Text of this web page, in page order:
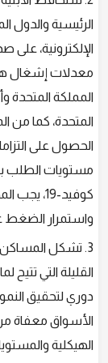
الرئيسية والدول
الإلكترونية،
معدلات إشغال
المملكة المتحدة
المتحدة، كما من
الحصول على
مستويات الطلب
كوفيد-
واستمرار الضغط
3. تشكل
القليلة التي تتيح
دوري لتحقيق
الأسواق معفاة
الهيكلية